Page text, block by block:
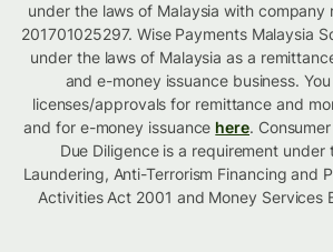
under the laws of Malaysia with company
201701025297. Wise Payments Malaysia
under the laws of Malaysia as a
and e-money issuance business.
licenses/approvals for remittance and
and for e-money issuance here.
Due Diligence is a requirement under
Laundering, Anti-Terrorism Financing and
Activities Act 2001 and Money Services